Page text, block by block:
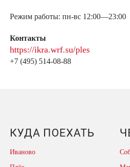
Режим работы: пн-вс 12:00—23:00
Контакты
https://ikra.wrf.su/ples
+7 (495) 514-08-88
КУДА ПОЕХАТЬ
Иваново